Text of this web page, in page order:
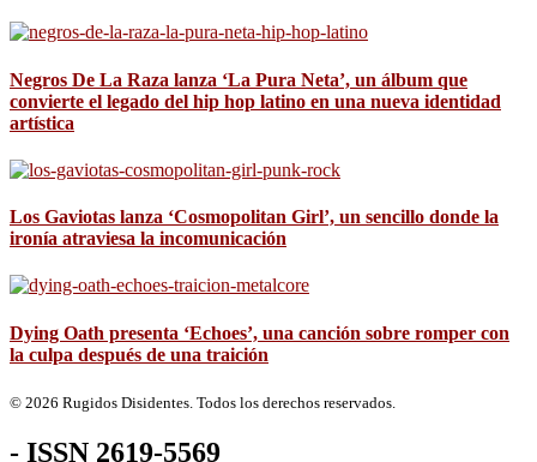
Negros De La Raza lanza ‘La Pura Neta’, un álbum que
convierte el legado del hip hop latino en una nueva identidad
artística
Los Gaviotas lanza ‘Cosmopolitan Girl’, un sencillo donde la
ironía atraviesa la incomunicación
Dying Oath presenta ‘Echoes’, una canción sobre romper con
la culpa después de una traición
© 2026 Rugidos Disidentes. Todos los derechos reservados.
- ISSN 2619-5569